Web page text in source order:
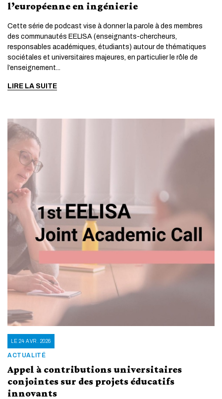
l’européenne en ingénierie
Cette série de podcast vise à donner la parole à des membres
des communautés EELISA (enseignants-chercheurs,
responsables académiques, étudiants) autour de thématiques
sociétales et universitaires majeures, en particulier le rôle de
l’enseignement...
LIRE LA SUITE
ACTUALITÉ
LE 24 AVR. 2026
Appel à contributions universitaires
conjointes sur des projets éducatifs
innovants